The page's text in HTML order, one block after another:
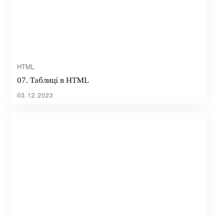
HTML
07. Таблиці в HTML
03.12.2023